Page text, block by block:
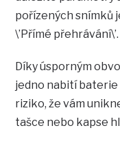
pořízených snímků
\’Přímé přehrávání\’.
Díky úsporným
jedno nabití baterie
riziko, že vám
tašce nebo kapse